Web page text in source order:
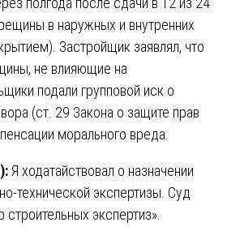
в наружных и внутренних
Застройщик заявлял, что
не влияющие на
подали групповой иск о
(ст. 29 Закона о защите прав
морального вреда.
Я ходатайствовал о назначении
технической экспертизы. Суд
экспертиз».